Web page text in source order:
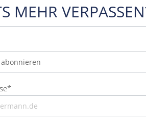
MEHR